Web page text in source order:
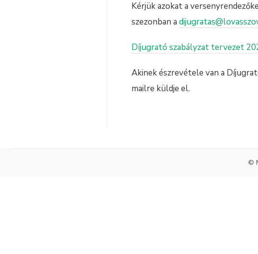
Kérjük azokat a
szezonban a
Díjugrató szabályzat tervezet
Akinek észrevétele van a
mailre küldje el.
©